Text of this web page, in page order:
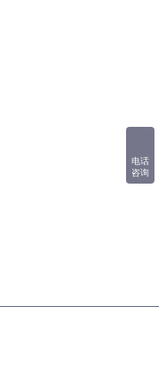
电话
咨询